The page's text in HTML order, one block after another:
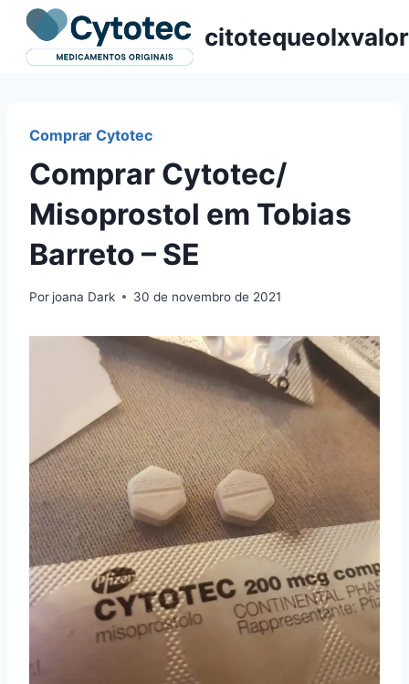
Pular
para
citotequeolxvalor
Comprar Cytotec
Comprar Cytotec/
Misoprostol em Tobias
Barreto – SE
Por joana Dark 30 de novembro de 2021